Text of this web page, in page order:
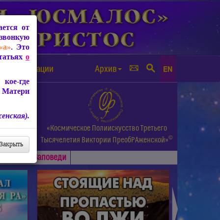
от чипизации Архив EN
«Космическое Полиискусство Третьего
Тысячелетия Виктории ПреобРАженской»©
Заповеди
от
. Это
о
где
Закрыть